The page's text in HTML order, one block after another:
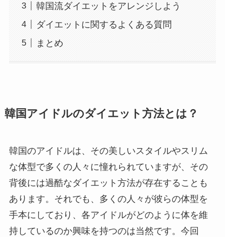
韓国流ダイエットをアレンジしよう
ダイエットに関するよくある質問
まとめ
韓国アイドルのダイエット方法とは？
韓国のアイドルは、その美しいスタイルやスリム
な体型で多くの人々に憧れられていますが、その
背後には過酷なダイエット方法が存在することも
あります。それでも、多くの人々が彼らの体型を
手本にしており、各アイドルがどのように体を維
持しているのか興味を持つのは当然です。今回